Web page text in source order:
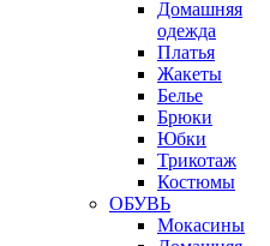
Домашняя
одежда
Платья
Жакеты
Белье
Брюки
Юбки
Трикотаж
Костюмы
ОБУВЬ
Мокасины